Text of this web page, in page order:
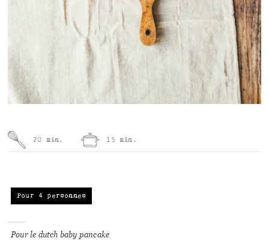
20 min. 15 min.
Pour 4 personnes
Pour le dutch baby pancake